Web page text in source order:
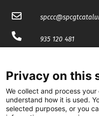
spccc@
935 120 481
@CGTCatalunya
cgtcatalunya
CGTCatalunya
Privacy on this
We collect and process
understand how it is used.
selected purposes, or you